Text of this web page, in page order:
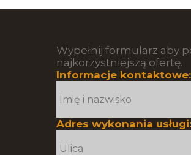
Wypełnij formularz aby
najkorzystniejszą ofertę.
Informacje kontaktowe:
Adres wykonania usługi: